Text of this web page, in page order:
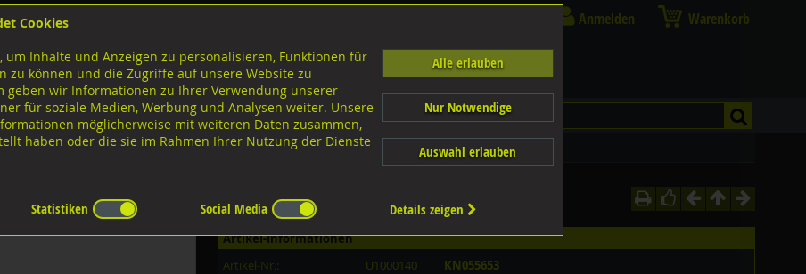
Anmelden Warenkorb
Artikel-Informationen
Artikel-Nr.:
U1000140
KN055653
Cookies
um Inhalte und Anzeigen zu personalisieren, Funktionen für
zu können und die Zugriffe auf unsere Website zu
geben wir Informationen zu Ihrer Verwendung unserer
für soziale Medien, Werbung und Analysen weiter. Unsere
möglicherweise mit weiteren Daten zusammen,
haben oder die sie im Rahmen Ihrer Nutzung der Dienste
Alle erlauben
Nur Notwendige
Auswahl erlauben
Statistiken Social Media Details zeigen